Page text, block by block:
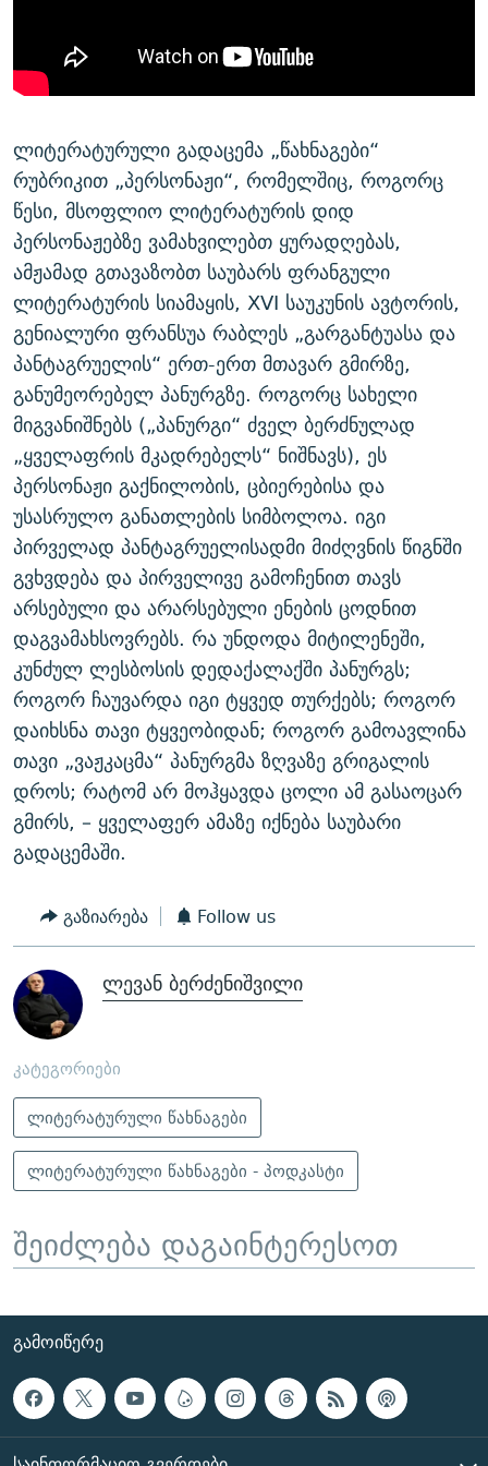
ᲨᲘᲜ - ᲣᲪᲮᲝᲔᲗᲨᲘ
ᲚᲘᲢᲔᲠᲐᲢᲣᲠᲣᲚᲘ ᲬᲐᲮᲜᲐᲒᲔᲑᲘ
ᲐᲛᲔᲠᲘᲙᲣᲚᲘ ᲛᲝᲗᲮᲠᲝᲑᲐ
ᲘᲛᲞᲔᲠᲘᲐ ᲓᲐ ᲠᲐᲓᲘᲝ
11 ᲬᲔᲚᲘ - 11 ᲐᲛᲑᲐᲕᲘ
ᲡᲐᲞᲐᲠᲚᲐᲛᲔᲜᲢᲝ ᲐᲠᲩᲔᲕᲜᲔᲑᲘᲡ ᲘᲡᲢᲝᲠᲘᲐ
ᲑᲐᲕᲨᲕᲔᲑᲘ ᲞᲠᲝᲡᲢᲘᲢᲣᲪᲘᲐᲨᲘ - ᲐᲛᲝᲣᲗᲥᲛᲔᲚᲘ ᲐᲛᲑᲐᲕᲘ
5 ᲐᲛᲑᲐᲕᲘ - 20 ᲘᲕᲜᲘᲡᲡ ᲓᲐᲨᲐᲕᲔᲑᲣᲚᲔᲑᲘ
ᲐᲒᲕᲘᲡᲢᲝᲡ ᲝᲛᲘ
ПРИВЕТ ᲙᲣᲚᲢᲣᲠᲐ
რთე/რთ-ის ყველა საიტი
ლიტერატურული გადაცემა „წახნაგები“
რუბრიკით „პერსონაჟი“, რომელშიც, როგორც
წესი, მსოფლიო ლიტერატურის დიდ
პერსონაჟებზე ვამახვილებთ ყურადღებას,
ამჟამად გთავაზობთ საუბარს ფრანგული
ლიტერატურის სიამაყის, XVI საუკუნის ავტორის,
გენიალური ფრანსუა რაბლეს „გარგანტუასა და
პანტაგრუელის“ ერთ-ერთ მთავარ გმირზე,
განუმეორებელ პანურგზე. როგორც სახელი
მიგვანიშნებს („პანურგი“ ძველ ბერძნულად
„ყველაფრის მკადრებელს“ ნიშნავს), ეს
პერსონაჟი გაქნილობის, ცბიერებისა და
უსასრულო განათლების სიმბოლოა. იგი
პირველად პანტაგრუელისადმი მიძღვნის წიგნში
გვხვდება და პირველივე გამოჩენით თავს
არსებული და არარსებული ენების ცოდნით
დაგვამახსოვრებს. რა უნდოდა მიტილენეში,
კუნძულ ლესბოსის დედაქალაქში პანურგს;
როგორ ჩაუვარდა იგი ტყვედ თურქებს; როგორ
დაიხსნა თავი ტყვეობიდან; როგორ გამოავლინა
თავი „ვაჟკაცმა“ პანურგმა ზღვაზე გრიგალის
დროს; რატომ არ მოჰყავდა ცოლი ამ გასაოცარ
გმირს, – ყველაფერ ამაზე იქნება საუბარი
გადაცემაში.
გაზიარება Follow us
ლევან ბერძენიშვილი
კატეგორიები
ლიტერატურული წახნაგები
ლიტერატურული წახნაგები - პოდკასტი
შეიძლება დაგაინტერესოთ
ᲒᲐᲛᲝᲘᲬᲔᲠᲔ